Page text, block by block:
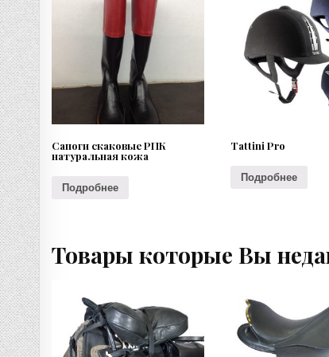
Сапоги скаковые РПК
натуральная кожа
Подробнее
Tattini Pro
Подробнее
Товары которые Вы